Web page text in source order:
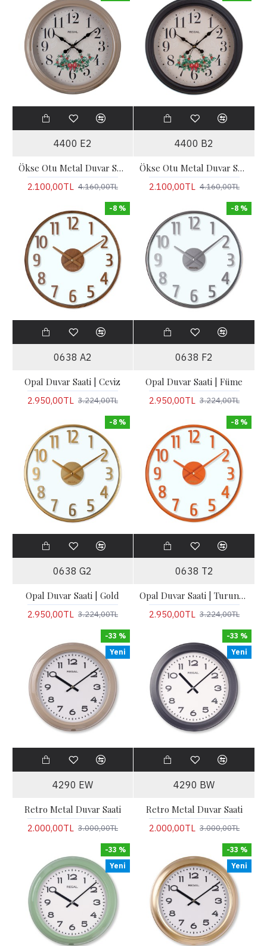
4400 E2
Ökse Otu Metal Duvar Saati | Vizon
2.100,00TL 4.160,00TL
4400 B2
Ökse Otu Metal Duvar Saati | Siyah
2.100,00TL 4.160,00TL
-8 %
0638 A2
Opal Duvar Saati | Ceviz
2.950,00TL 3.224,00TL
-8 %
0638 F2
Opal Duvar Saati | Füme
2.950,00TL 3.224,00TL
-8 %
0638 G2
Opal Duvar Saati | Gold
2.950,00TL 3.224,00TL
-8 %
0638 T2
Opal Duvar Saati | Turuncu
2.950,00TL 3.224,00TL
Yeni
-33 %
4290 EW
Retro Metal Duvar Saati
2.000,00TL 3.000,00TL
Yeni
-33 %
4290 BW
Retro Metal Duvar Saati
2.000,00TL 3.000,00TL
Yeni
-33 %
Yeni
-33 %